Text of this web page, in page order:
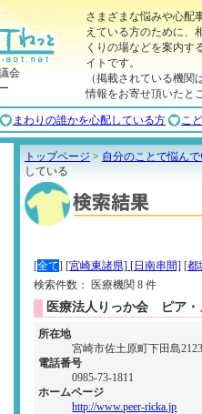
会
さまざまな悩みや心配
えている方のために、
くりの場などを案内す
イトです。
（掲載されている機
情報をお寄せ頂いたと
まわりの誰かを心配している方 こ
トップページ > 自分のことで悩ん
している
[全て] [宮崎東諸県] [日南串間] [都
検索件数： 医療機関 8 件
医療法人りっか会 ピア・
所在地
宮崎市佐土原町下田島
電話番号
0985-73-1811
ホームページ
http://www.peer-ricka.jp